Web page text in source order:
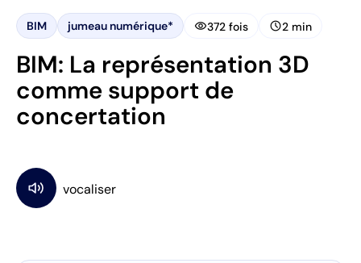
BIM jumeau numérique* visibility372 fois schedule2 min
BIM: La représentation 3D
comme support de
concertation